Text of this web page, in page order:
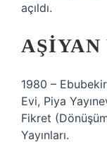
açıldı.
1980 –
Evi, Piya
Fikret
Yayınları.